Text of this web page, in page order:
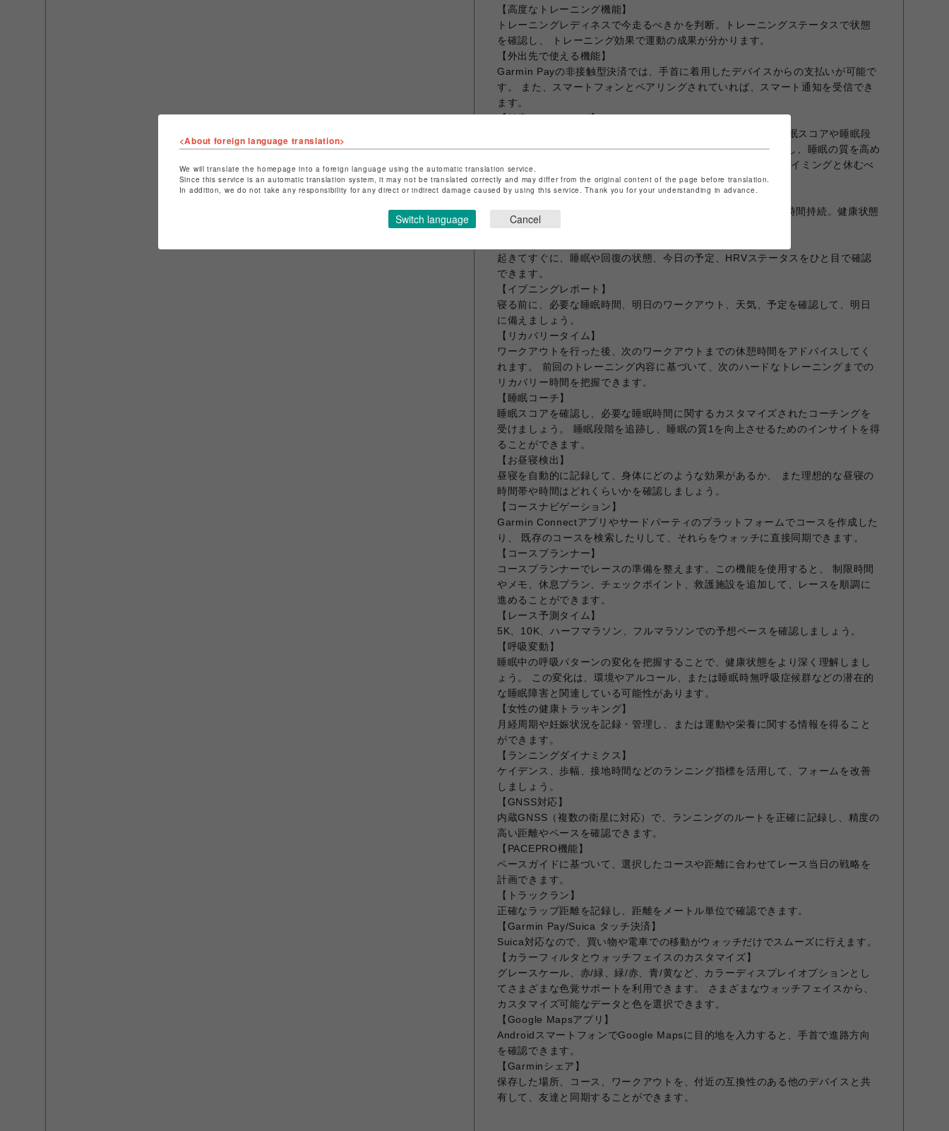
【高度なトレーニング機能】
トレーニングレディネスで今走るべきかを判断。トレーニングステータスで状態
を確認し、 トレーニング効果で運動の成果が分かります。
【外出先で使える機能】
Garmin Payの非接触型決済では、手首に着用したデバイスからの支払いが可能で
す。 また、スマートフォンとペアリングされていれば、スマート通知を受信でき
ます。
【健康トラッキング】
「パフォーマンスの向上は、質の高い休息から始まります。睡眠スコアや睡眠段
階の分析、 身体活動やストレスの影響に関するデータ1を利用し、睡眠の質を高め
ます。 また、身体のエネルギーレベルの変化から、動くべきタイミングと休むべ
きタイミングが分かります。
【長時間バッテリー】
スマートウォッチモードで最大10日、 GPSモードでは最大20時間持続。健康状態
やトレーニングの状況をしっかり把握できます。
起きてすぐに、睡眠や回復の状態、今日の予定、HRVステータスをひと目で確認
できます。
【イブニングレポート】
寝る前に、必要な睡眠時間、明日のワークアウト、天気、予定を確認して、明日
に備えましょう。
【リカバリータイム】
ワークアウトを行った後、次のワークアウトまでの休憩時間をアドバイスしてく
れます。 前回のトレーニング内容に基づいて、次のハードなトレーニングまでの
リカバリー時間を把握できます。
【睡眠コーチ】
睡眠スコアを確認し、必要な睡眠時間に関するカスタマイズされたコーチングを
受けましょう。 睡眠段階を追跡し、睡眠の質1を向上させるためのインサイトを得
ることができます。
【お昼寝検出】
昼寝を自動的に記録して、身体にどのような効果があるか、 また理想的な昼寝の
時間帯や時間はどれくらいかを確認しましょう。
【コースナビゲーション】
Garmin Connectアプリやサードパーティのプラットフォームでコースを作成した
り、 既存のコースを検索したりして、それらをウォッチに直接同期できます。
【コースプランナー】
コースプランナーでレースの準備を整えます。この機能を使用すると、 制限時間
やメモ、休息プラン、チェックポイント、救護施設を追加して、レースを順調に
進めることができます。
【レース予測タイム】
5K、10K、ハーフマラソン、フルマラソンでの予想ペースを確認しましょう。
【呼吸変動】
睡眠中の呼吸パターンの変化を把握することで、健康状態をより深く理解しまし
ょう。 この変化は、環境やアルコール、または睡眠時無呼吸症候群などの潜在的
な睡眠障害と関連している可能性があります。
【女性の健康トラッキング】
月経周期や妊娠状況を記録・管理し、または運動や栄養に関する情報を得ること
ができます。
【ランニングダイナミクス】
ケイデンス、歩幅、接地時間などのランニング指標を活用して、フォームを改善
しましょう。
【GNSS対応】
内蔵GNSS（複数の衛星に対応）で、ランニングのルートを正確に記録し、精度の
高い距離やペースを確認できます。
【PACEPRO機能】
ペースガイドに基づいて、選択したコースや距離に合わせてレース当日の戦略を
計画できます。
【トラックラン】
正確なラップ距離を記録し、距離をメートル単位で確認できます。
【Garmin Pay/Suica タッチ決済】
Suica対応なので、買い物や電車での移動がウォッチだけでスムーズに行えます。
【カラーフィルタとウォッチフェイスのカスタマイズ】
グレースケール、赤/緑、緑/赤、青/黄など、カラーディスプレイオプションとし
てさまざまな色覚サポートを利用できます。 さまざまなウォッチフェイスから、
カスタマイズ可能なデータと色を選択できます。
【Google Mapsアプリ】
AndroidスマートフォンでGoogle Mapsに目的地を入力すると、手首で進路方向
を確認できます。
【Garminシェア】
保存した場所、コース、ワークアウトを、付近の互換性のある他のデバイスと共
有して、友達と同期することができます。
<About foreign language translation>
We will translate the homepage into a foreign language using the automatic translation service.
Since this service is an automatic translation system, it may not be translated correctly and may differ from the original content of the page before translation.
In addition, we do not take any responsibility for any direct or indirect damage caused by using this service. Thank you for your understanding in advance.
Switch language Cancel